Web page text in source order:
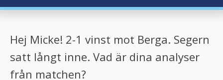
Hej Micke! 2-1 vinst mot Berga. Segern
satt långt inne. Vad är dina analyser
från matchen?